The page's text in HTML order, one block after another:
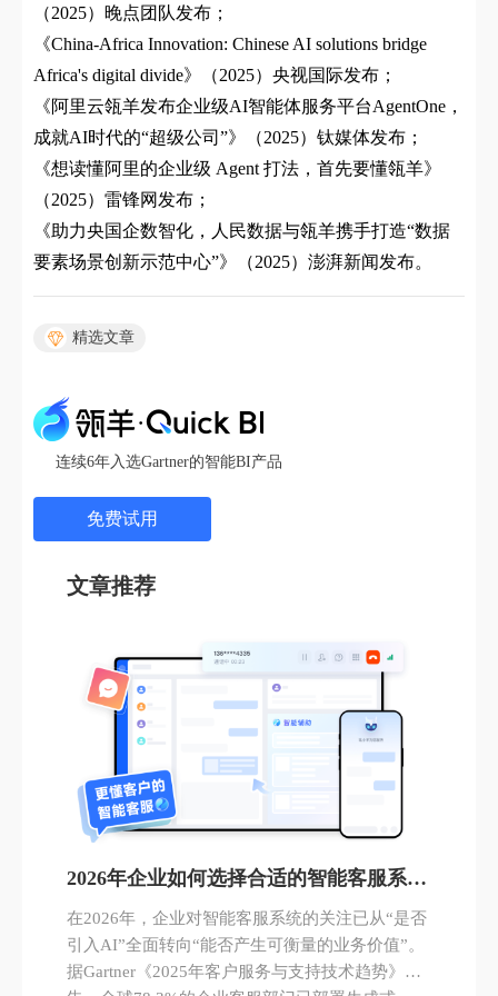
（2025）晚点团队发布；
《China-Africa Innovation: Chinese AI solutions bridge
Africa's digital divide》（2025）央视国际发布；
《阿里云瓴羊发布企业级AI智能体服务平台AgentOne，
成就AI时代的“超级公司”》（2025）钛媒体发布；
《想读懂阿里的企业级 Agent 打法，首先要懂瓴羊》
（2025）雷锋网发布；
《助力央国企数智化，人民数据与瓴羊携手打造“数据
要素场景创新示范中心”》（2025）澎湃新闻发布。
精选文章
连续6年入选Gartner的智能BI产品
免费试用
文章推荐
2026年企业如何选择合适的智能客服系
统，从“用了AI”到“看见效果”
在2026年，企业对智能客服系统的关注已从“是否
引入AI”全面转向“能否产生可衡量的业务价值”。
据Gartner《2025年客户服务与支持技术趋势》报